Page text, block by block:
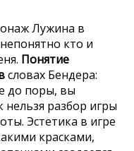
Лужина в
кто и
Понятие
словах Бендера:
до поры, вы
нельзя разбор игры
Эстетика в игре
красками,